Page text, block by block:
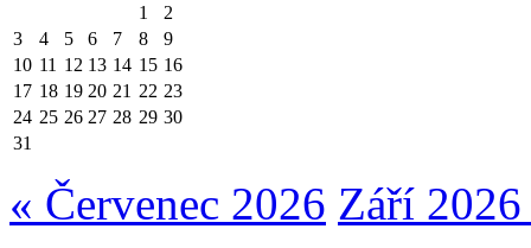
1
2
3
4 5 6 7 8
9
10 11 12 13 14 15 16
17 18 19 20 21 22 23
24 25 26 27 28 29 30
31
« Červenec 2026 Září